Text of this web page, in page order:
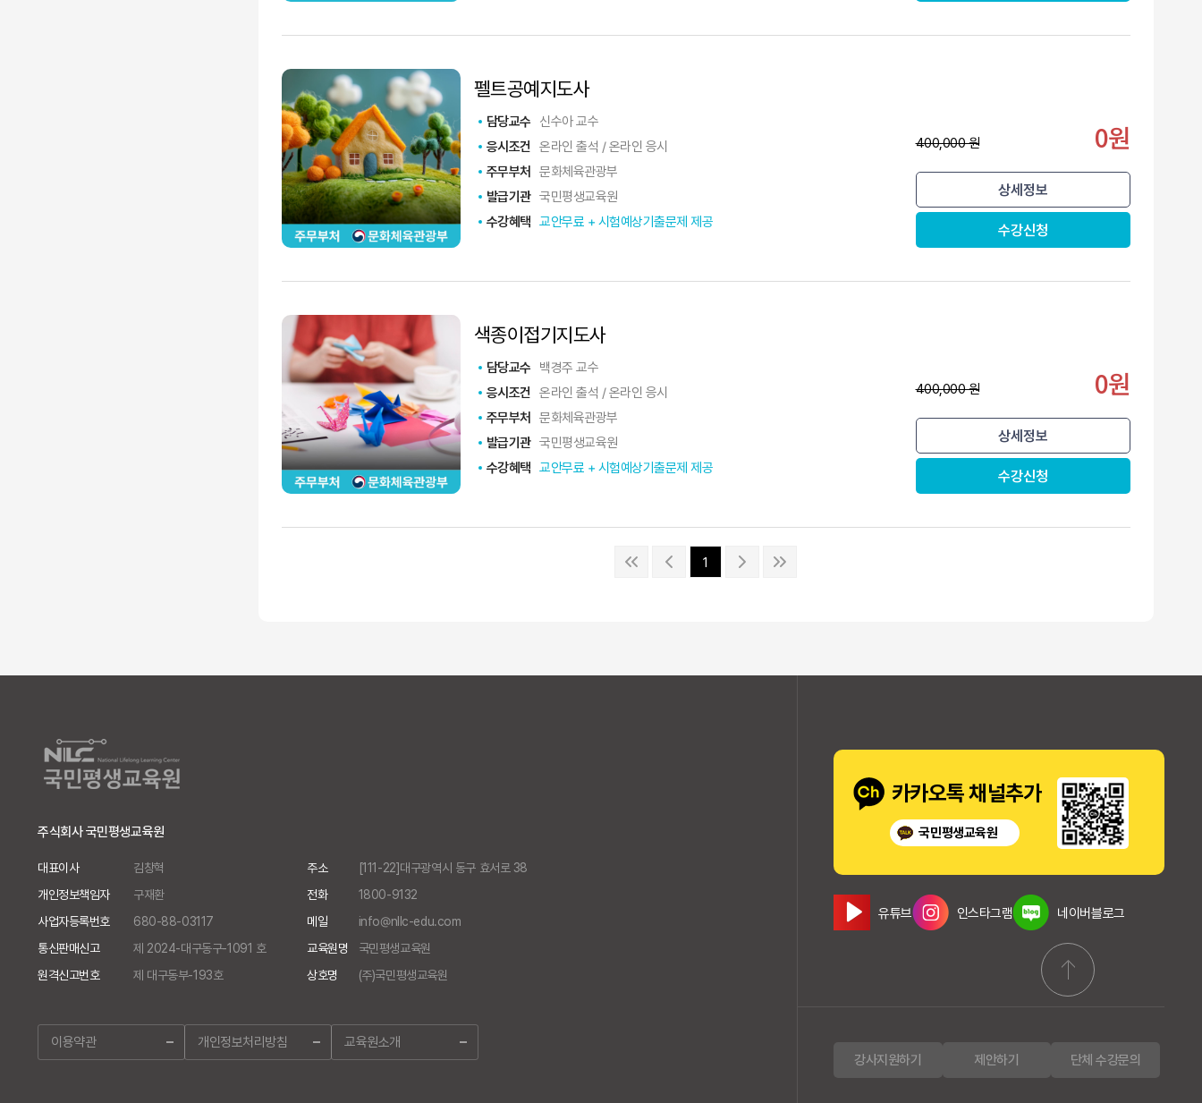
펠트공예지도사
담당교수
신수아 교수
응시조건
온라인 출석 / 온라인 응시
주무부처
문화체육관광부
발급기관 국민평생교육원
수강혜택 교안무료 + 시험예상기출문제 제공
400,000 원 0원
상세정보
수강신청
색종이접기지도사
담당교수
백경주 교수
응시조건
온라인 출석 / 온라인 응시
주무부처
문화체육관광부
발급기관 국민평생교육원
수강혜택 교안무료 + 시험예상기출문제 제공
400,000 원 0원
상세정보
수강신청
1
주식회사 국민평생교육원
대표이사
김창혁
개인정보책임자
구재환
사업자등록번호
680-88-03117
통신판매신고
제 2024-대구동구-1091 호
원격신고번호
제 대구동부-193호
주소
[111-22]대구광역시 동구 효서로 38
전화
1800-9132
메일
info@nllc-edu.com
교육원명
국민평생교육원
상호명
(주)국민평생교육원
이용약관 개인정보처리방침 교육원소개
카카오톡 채널추가
국민평생교육원
유튜브 인스타그램 네이버블로그
강사지원하기 제안하기 단체 수강문의